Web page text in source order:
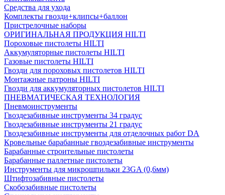
Средства для ухода
Комплекты гвозди+клипсы+баллон
Пристрелочные наборы
ОРИГИНАЛЬНАЯ ПРОДУКЦИЯ HILTI
Пороховые пистолеты HILTI
Аккумуляторные пистолеты HILTI
Газовые пистолеты HILTI
Гвозди для пороховых пистолетов HILTI
Монтажные патроны HILTI
Гвозди для аккумуляторных пистолетов HILTI
ПНЕВМАТИЧЕСКАЯ ТЕХНОЛОГИЯ
Пневмоинструменты
Гвоздезабивные инструменты 34 градус
Гвоздезабивные инструменты 21 градус
Гвоздезабивные инструменты для отделочных работ DA
Кровельные барабанные гвоздезабивные инструменты
Барабанные строительные пистолеты
Барабанные паллетные пистолеты
Инструменты для микрошпильки 23GA (0,6мм)
Штифтозабивные пистолеты
Скобозабивные пистолеты